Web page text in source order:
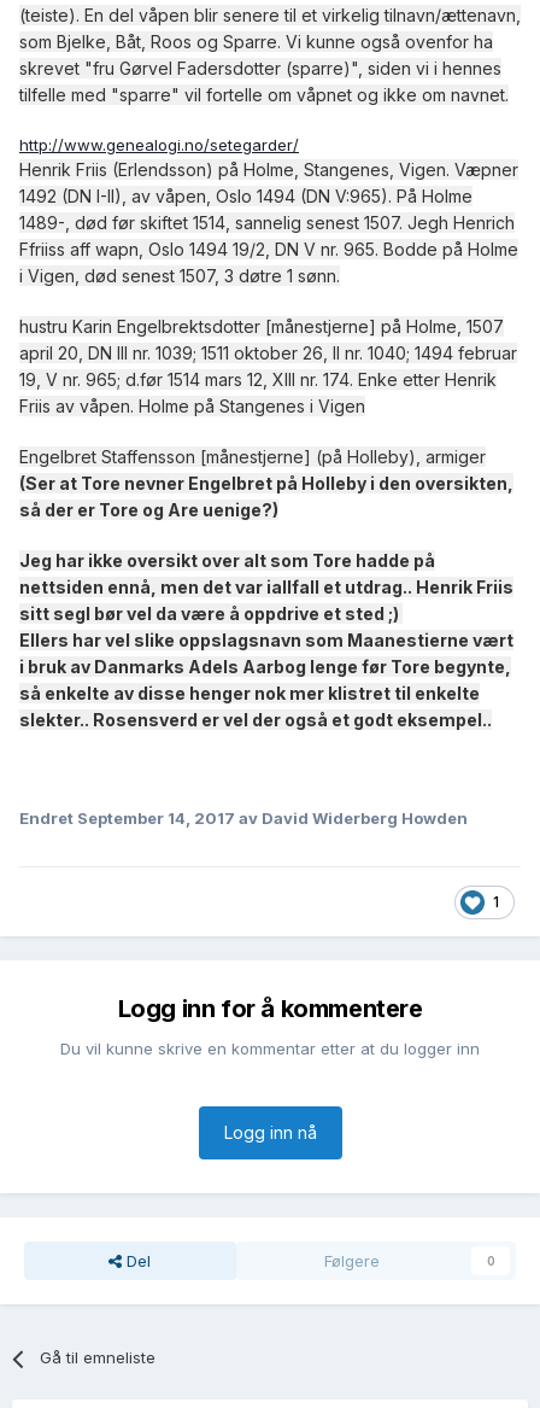
(teiste). En del våpen blir senere til et virkelig tilnavn/ættenavn,
som Bjelke, Båt, Roos og Sparre. Vi kunne også ovenfor ha
skrevet "fru Gørvel Fadersdotter (sparre)", siden vi i hennes
tilfelle med "sparre" vil fortelle om våpnet og ikke om navnet.
http://www.genealogi.no/setegarder/
Henrik Friis (Erlendsson) på Holme, Stangenes, Vigen. Væpner
1492 (DN I-II), av våpen, Oslo 1494 (DN V:965). På Holme
1489-, død før skiftet 1514, sannelig senest 1507. Jegh Henrich
Ffriiss aff wapn, Oslo 1494 19/2, DN V nr. 965. Bodde på Holme
i Vigen, død senest 1507, 3 døtre 1 sønn.
hustru Karin Engelbrektsdotter [månestjerne] på Holme, 1507
april 20, DN III nr. 1039; 1511 oktober 26, II nr. 1040; 1494 februar
19, V nr. 965; d.før 1514 mars 12, XIII nr. 174. Enke etter Henrik
Friis av våpen. Holme på Stangenes i Vigen
Engelbret Staffensson [månestjerne] (på Holleby), armiger
(Ser at Tore nevner Engelbret på Holleby i den oversikten,
så der er Tore og Are uenige?)
Jeg har ikke oversikt over alt som Tore hadde på
nettsiden ennå, men det var iallfall et utdrag.. Henrik Friis
sitt segl bør vel da være å oppdrive et sted ;)
Ellers har vel slike oppslagsnavn som Maanestierne vært
i bruk av Danmarks Adels Aarbog lenge før Tore begynte,
så enkelte av disse henger nok mer klistret til enkelte
slekter.. Rosensverd er vel der også et godt eksempel..
Endret September 14, 2017 av David Widerberg Howden
1
Logg inn for å kommentere
Du vil kunne skrive en kommentar etter at du logger inn
Logg inn nå
Del Følgere 0
Gå til emneliste